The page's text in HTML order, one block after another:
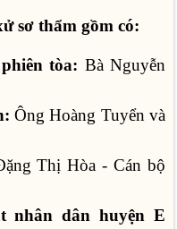
sơ thẩm gồm có:
tòa: Bà Nguyễn
Ông Hoàng Tuyển và
Thị Hòa - Cán bộ
nhân dân huyện E